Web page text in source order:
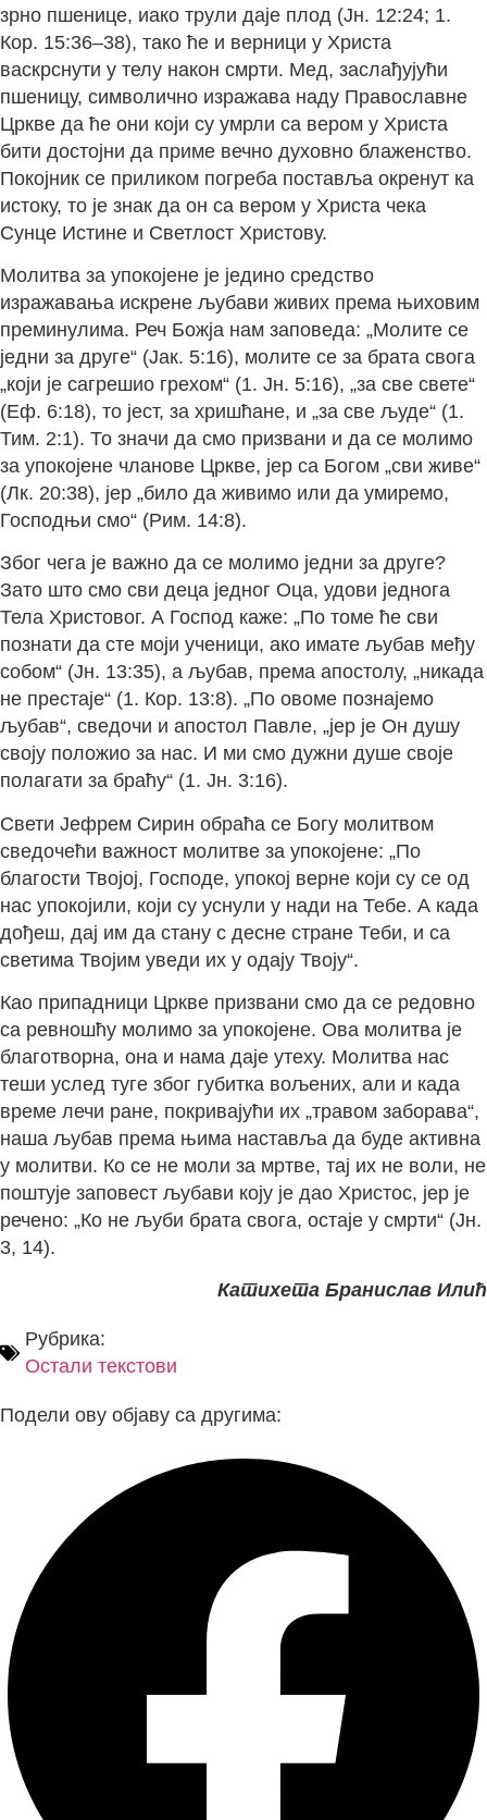
зрно пшенице, иако трули даје плод (Јн. 12:24; 1.
Кор. 15:36–38), тако ће и верници у Христа
васкрснути у телу након смрти. Мед, заслађујући
пшеницу, символично изражава наду Православне
Цркве да ће они који су умрли са вером у Христа
бити достојни да приме вечно духовно блаженство.
Покојник се приликом погреба поставља окренут ка
истоку, то је знак да он са вером у Христа чека
Сунце Истине и Светлост Христову.
Молитва за упокојене је једино средство
изражавања искрене љубави живих према њиховим
преминулима. Реч Божја нам заповеда: „Молите се
једни за друге“ (Јак. 5:16), молите се за брата свога
„који је сагрешио грехом“ (1. Јн. 5:16), „за све свете“
(Еф. 6:18), то јест, за хришћане, и „за све људе“ (1.
Тим. 2:1). То значи да смо призвани и да се молимо
за упокојене чланове Цркве, јер са Богом „сви живе“
(Лк. 20:38), јер „било да живимо или да умиремо,
Господњи смо“ (Рим. 14:8).
Због чега је важно да се молимо једни за друге?
Зато што смо сви деца једног Оца, удови једнога
Тела Христовог. А Господ каже: „По томе ће сви
познати да сте моји ученици, ако имате љубав међу
собом“ (Јн. 13:35), а љубав, према апостолу, „никада
не престаје“ (1. Кор. 13:8). „По овоме познајемо
љубав“, сведочи и апостол Павле, „јер је Он душу
своју положио за нас. И ми смо дужни душе своје
полагати за браћу“ (1. Јн. 3:16).
Свети Јефрем Сирин обраћа се Богу молитвом
сведочећи важност молитве за упокојене: „По
благости Твојој, Господе, упокој верне који су се од
нас упокојили, који су уснули у нади на Тебе. А када
дођеш, дај им да стану с десне стране Теби, и са
светима Твојим уведи их у одају Твоју“.
Као припадници Цркве призвани смо да се редовно
са ревношћу молимо за упокојене. Ова молитва је
благотворна, она и нама даје утеху. Молитва нас
теши услед туге због губитка вољених, али и када
време лечи ране, покривајући их „травом заборава“,
наша љубав према њима наставља да буде активна
у молитви. Ко се не моли за мртве, тај их не воли, не
поштује заповест љубави коју је дао Христос, јер је
речено: „Ко не љуби брата свога, остаје у смрти“ (Јн.
3, 14).
Катихета Бранислав Илић
Рубрика:
Остали текстови
Подели ову објаву са другима: